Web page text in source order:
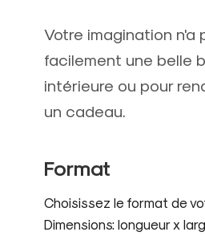
Votre imagination n'a
facilement une belle
intérieure ou pour
un cadeau.
Format
Choisissez le format de
Dimensions: longueur x